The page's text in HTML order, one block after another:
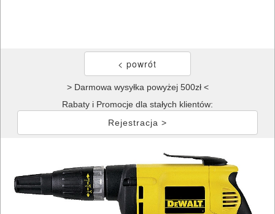
> Darmowa wysyłka powyżej 500zł <
Rabaty i Promocje dla stałych klientów:
Rejestracja >